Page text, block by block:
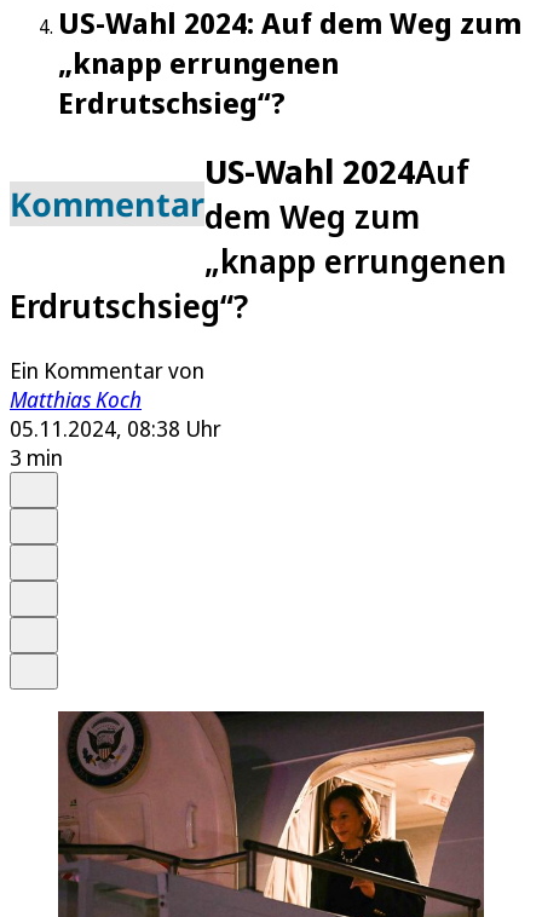
US-Wahl 2024: Auf dem Weg zum
„knapp errungenen
Erdrutschsieg“?
Kommentar
US-Wahl 2024Auf
dem Weg zum
„knapp errungenen
Erdrutschsieg“?
Ein Kommentar von
Matthias Koch
05.11.2024, 08:38 Uhr
3 min